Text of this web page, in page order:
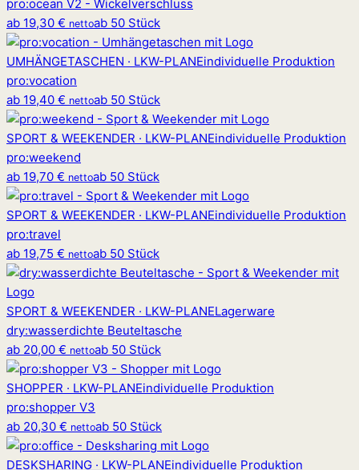
pro:ocean V2 - Wickelverschluss
ab 19,30 € nettoab 50 Stück
UMHÄNGETASCHEN · LKW-PLANEindividuelle Produktion
pro:vocation
ab 19,40 € nettoab 50 Stück
SPORT & WEEKENDER · LKW-PLANEindividuelle Produktion
pro:weekend
ab 19,70 € nettoab 50 Stück
SPORT & WEEKENDER · LKW-PLANEindividuelle Produktion
pro:travel
ab 19,75 € nettoab 50 Stück
SPORT & WEEKENDER · LKW-PLANELagerware
dry:wasserdichte Beuteltasche
ab 20,00 € nettoab 50 Stück
SHOPPER · LKW-PLANEindividuelle Produktion
pro:shopper V3
ab 20,30 € nettoab 50 Stück
DESKSHARING · LKW-PLANEindividuelle Produktion